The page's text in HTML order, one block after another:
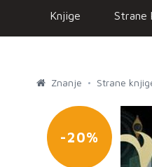
Knjige Strane
Znanje Strane
-20%